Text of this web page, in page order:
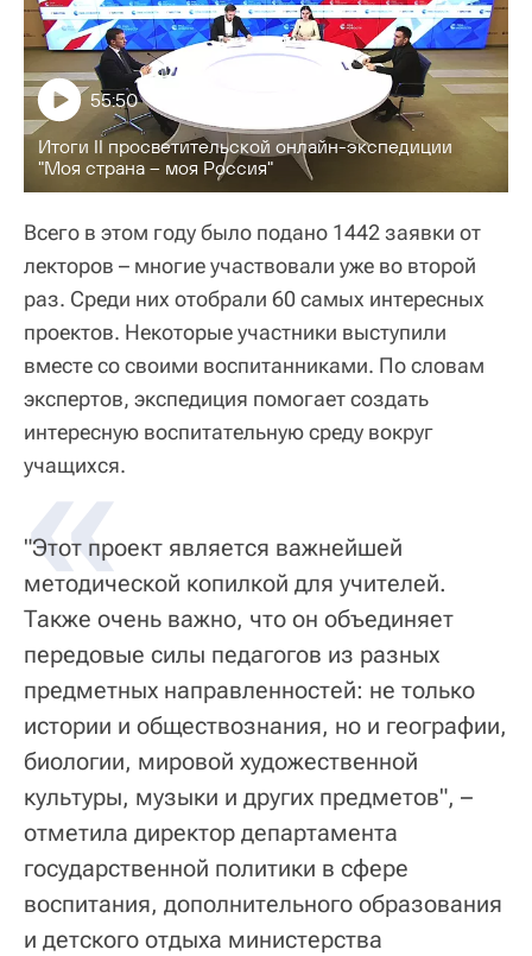
Итоги II просветительской онлайн-экспедиции
"Моя страна – моя Россия"
55:50
Всего в этом году было подано 1442 заявки от
лекторов – многие участвовали уже во второй
раз. Среди них отобрали 60 самых интересных
проектов. Некоторые участники выступили
вместе со своими воспитанниками. По словам
экспертов, экспедиция помогает создать
интересную воспитательную среду вокруг
учащихся.
«
"Этот проект является важнейшей
методической копилкой для учителей.
Также очень важно, что он объединяет
передовые силы педагогов из разных
предметных направленностей: не только
истории и обществознания, но и географии,
биологии, мировой художественной
культуры, музыки и других предметов", –
отметила директор департамента
государственной политики в сфере
воспитания, дополнительного образования
и детского отдыха министерства